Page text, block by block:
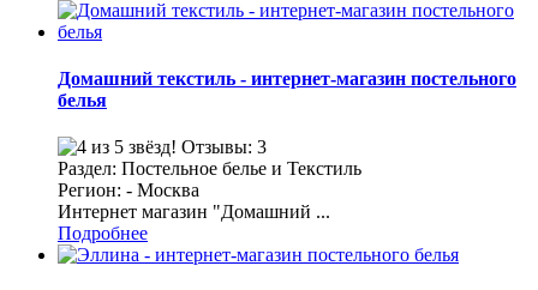
Домашний текстиль - интернет-магазин постельного
белья
Отзывы: 3
Раздел: Постельное белье и Текстиль
Регион: - Москва
Интернет магазин "Домашний ...
Подробнее